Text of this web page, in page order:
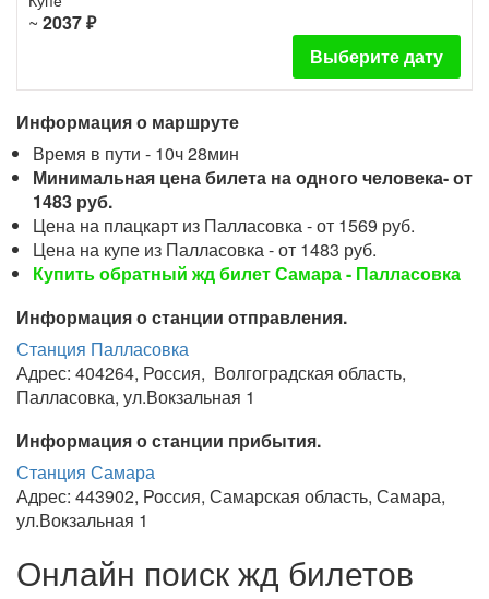
~ 2037 ₽
Выберите дату
Информация о маршруте
Время в пути - 10ч 28мин
Минимальная цена билета на одного человека- от
1483 руб.
Цена на плацкарт из Палласовка - от 1569 руб.
Цена на купе из Палласовка - от 1483 руб.
Купить обратный жд билет Самара - Палласовка
Информация о станции отправления.
Станция Палласовка
Адрес: 404264, Россия, Волгоградская область,
Палласовка, ул.Вокзальная 1
Информация о станции прибытия.
Станция Самара
Адрес: 443902, Россия, Самарская область, Самара,
ул.Вокзальная 1
Онлайн поиск жд билетов